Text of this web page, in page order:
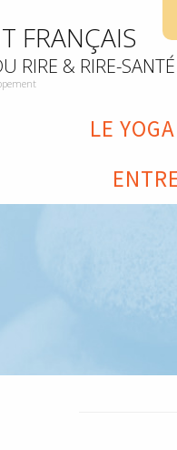
FRANÇAIS
RIRE & RIRE-SANTÉ
LE